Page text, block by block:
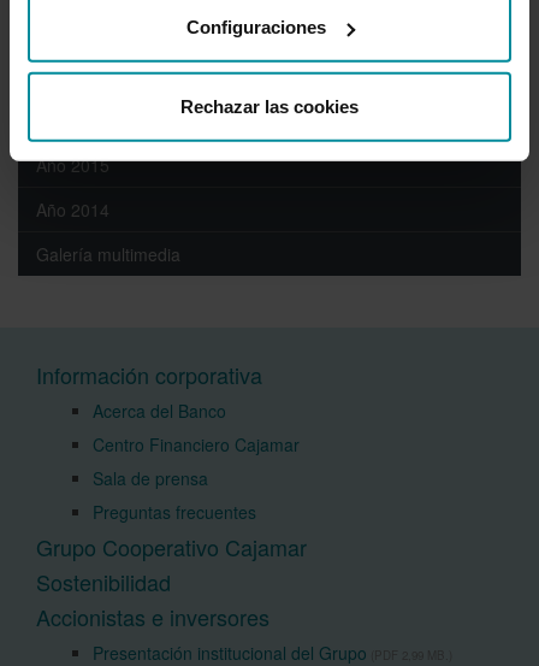
Configuraciones
Rechazar las cookies
Año 2017
Año 2015
Año 2014
Galería multimedia
Información corporativa
Acerca del Banco
Centro Financiero Cajamar
Sala de prensa
Preguntas frecuentes
Grupo Cooperativo Cajamar
Sostenibilidad
Accionistas e inversores
Presentación institucional del Grupo